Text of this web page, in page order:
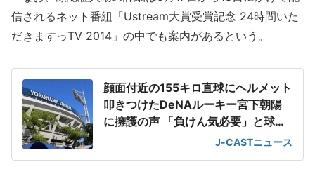
信されるネット番組「Ustream大賞受賞記念 24時間いた
だきますっTV 2014」の中でも案内があるという。
顔面付近の155キロ直球にヘルメット
叩きつけたDeNAルーキー宮下朝陽
に擁護の声 「負けん気必要」と球団
J-CASTニュース